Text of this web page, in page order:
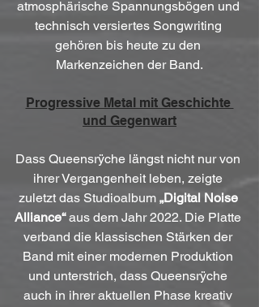
atmosphärische Spannungsbögen und
technisch versiertes Songwriting
gehören bis heute zu den
Markenzeichen der Band.
Progressive Metal mit Geschichte
und Gegenwart
Dass Queensrÿche längst nicht nur von
ihrer Vergangenheit leben, zeigte
zuletzt das Studioalbum „Digital Noise
Alliance“ aus dem Jahr 2022. Die Platte
verband die klassischen Stärken der
Band mit einer modernen Produktion
und unterstrich, dass Queensrÿche
auch in ihrer aktuellen Phase kreativ